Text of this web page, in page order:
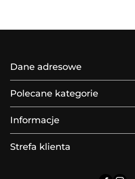
Dane adresowe
Polecane kategorie
Informacje
Strefa klienta